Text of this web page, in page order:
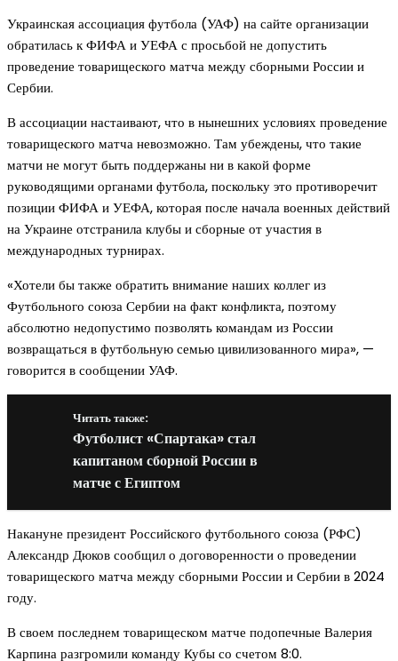
Украинская ассоциация футбола (УАФ) на сайте организации
обратилась к ФИФА и УЕФА с просьбой не допустить
проведение товарищеского матча между сборными России и
Сербии.
В ассоциации настаивают, что в нынешних условиях проведение
товарищеского матча невозможно. Там убеждены, что такие
матчи не могут быть поддержаны ни в какой форме
руководящими органами футбола, поскольку это противоречит
позиции ФИФА и УЕФА, которая после начала военных действий
на Украине отстранила клубы и сборные от участия в
международных турнирах.
«Хотели бы также обратить внимание наших коллег из
Футбольного союза Сербии на факт конфликта, поэтому
абсолютно недопустимо позволять командам из России
возвращаться в футбольную семью цивилизованного мира», —
говорится в сообщении УАФ.
Читать также:
Футболист «Спартака» стал
капитаном сборной России в
матче с Египтом
Накануне президент Российского футбольного союза (РФС)
Александр Дюков сообщил о договоренности о проведении
товарищеского матча между сборными России и Сербии в 2024
году.
В своем последнем товарищеском матче подопечные Валерия
Карпина разгромили команду Кубы со счетом 8:0.